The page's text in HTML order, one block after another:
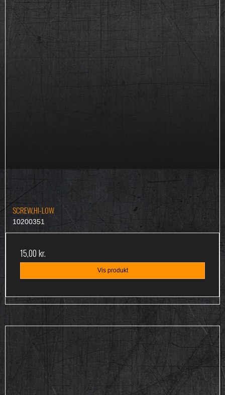
SCREW,HI-LOW
10200351
15,00 kr.
Vis produkt